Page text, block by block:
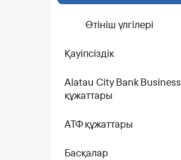
Өтініш үлгілері
Қауіпсіздік
Alatau City Bank Business
құжаттары
АТФ құжаттары
Басқалар